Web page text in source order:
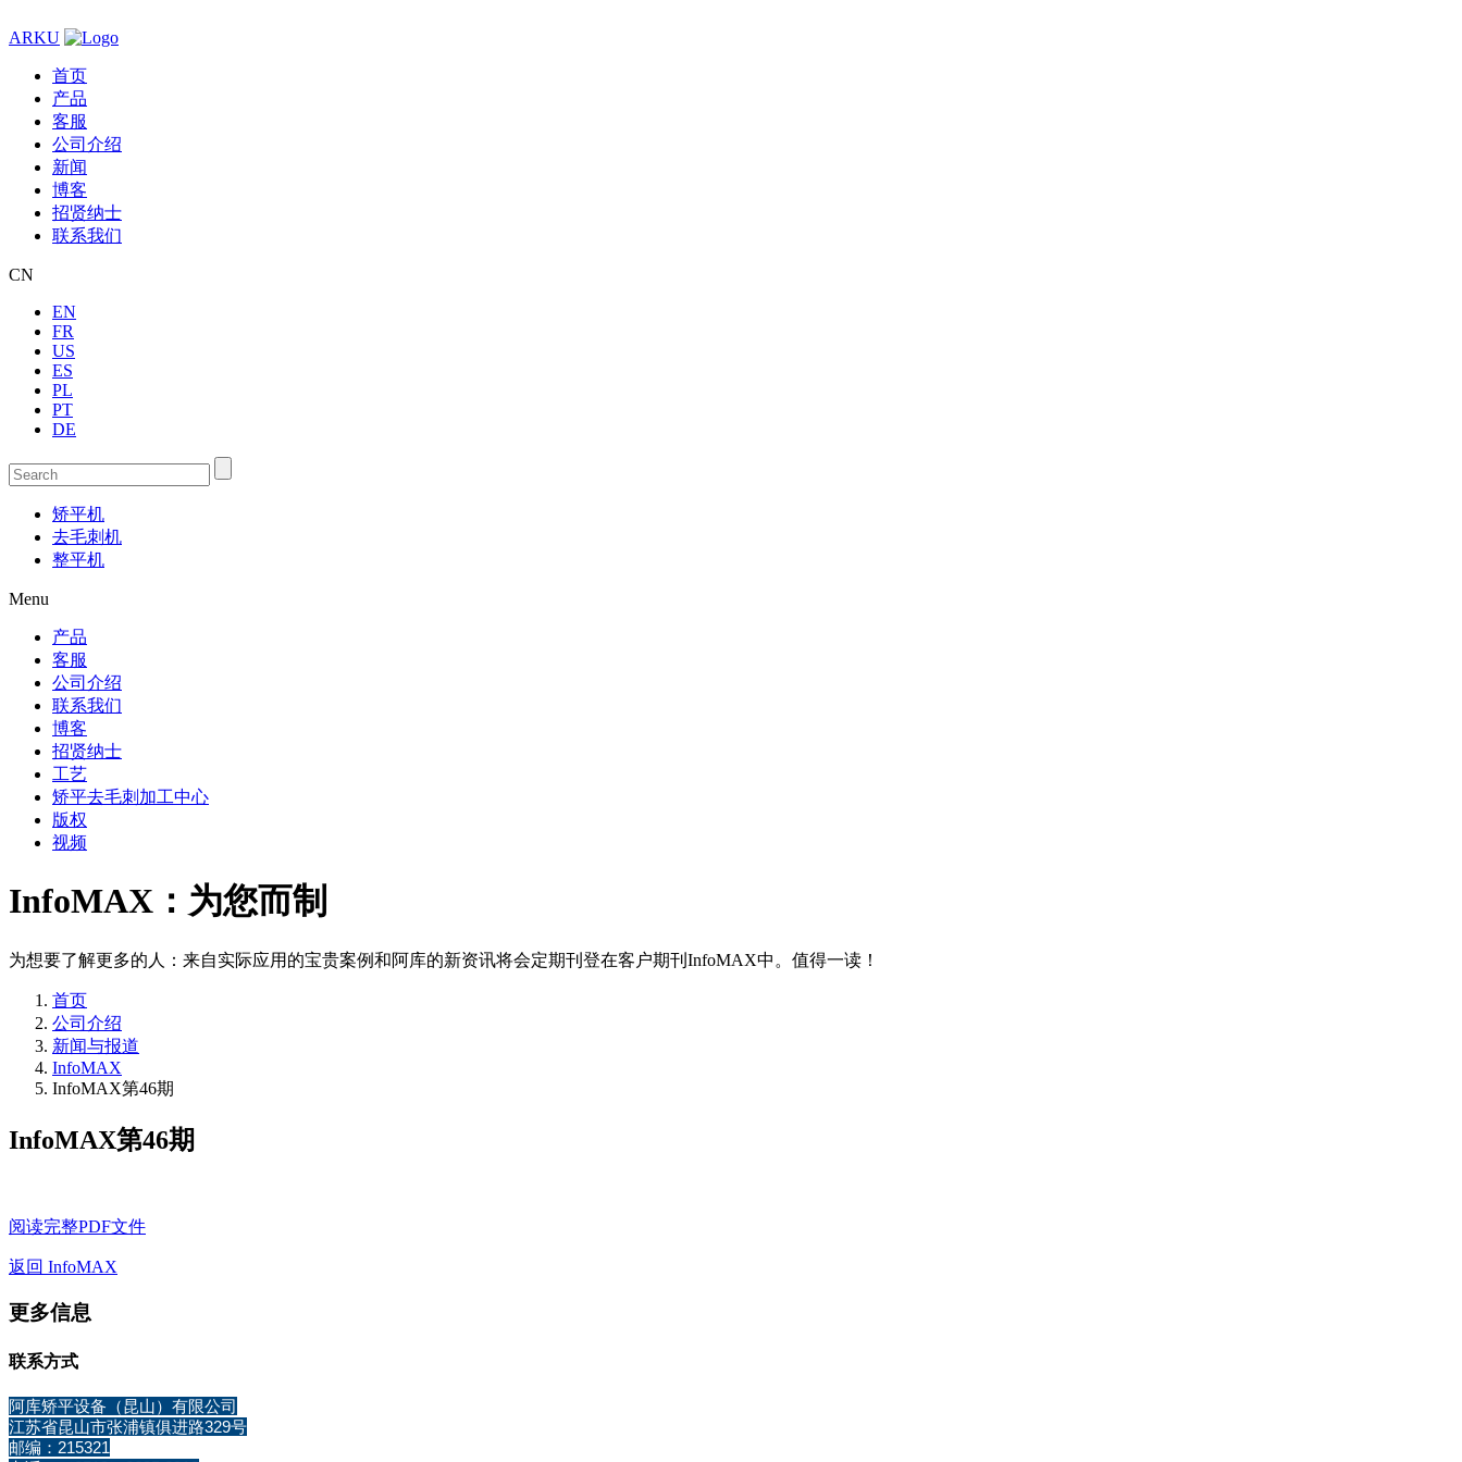
ARKU
首页
产品
客服
公司介绍
新闻
博客
招贤纳士
联系我们
CN
EN
FR
US
ES
PL
PT
DE
矫平机
去毛刺机
整平机
Menu
产品
客服
公司介绍
联系我们
博客
招贤纳士
工艺
矫平去毛刺加工中心
版权
视频
InfoMAX：为您而制
为想要了解更多的人：来自实际应用的宝贵案例和阿库的新资讯将会定期刊登在客户期刊InfoMAX中。值得一读！
首页
公司介绍
新闻与报道
InfoMAX
InfoMAX第46期
InfoMAX第46期
阅读完整PDF文件
返回 InfoMAX
更多信息
联系方式
阿库矫平设备（昆山）有限公司
江苏省昆山市张浦镇俱进路329号
邮编：215321